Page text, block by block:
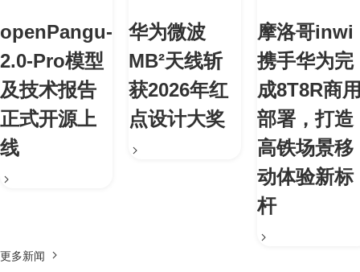
openPangu-
2.0-Pro模型
及技术报告
正式开源上
线
华为微波
MB²天线斩
获2026年红
点设计大奖
摩洛哥inwi
携手华为完
成8T8R商
部署，打造
高铁场景移
动体验新标
杆
更多新闻